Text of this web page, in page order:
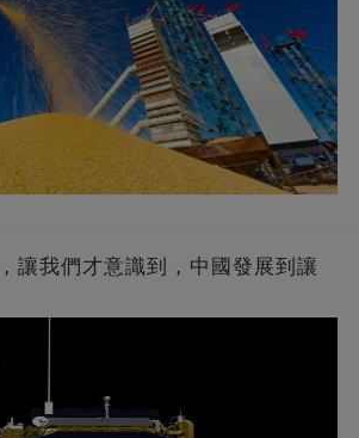
讓我們才意識到，中國發展到讓